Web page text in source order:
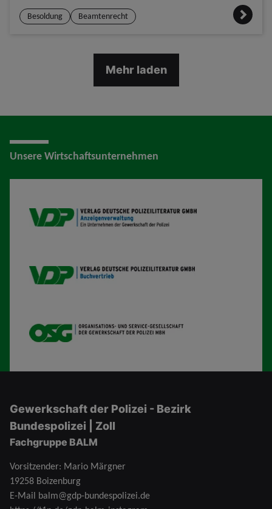
Besoldung Beamtenrecht
Mehr laden
Unsere Wirtschaftsunternehmen
VDP AV
VDP B
OSG
Gewerkschaft der Polizei - Bezirk
Bundespolizei | Zoll
Fachgruppe BALM
Vorsitzender: Mario Märgner
19258 Boizenburg
E-Mail balm@gdp-bundespolizei.de